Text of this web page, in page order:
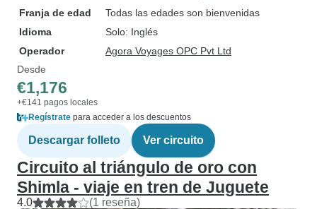
Franja de edad
Todas las edades son bienvenidas
Idioma
Solo: Inglés
Operador
Agora Voyages OPC Pvt Ltd
Desde
€1,176
+€141 pagos locales
Regístrate para acceder a los descuentos
Descargar folleto Ver circuito
Circuito al triángulo de oro con
Shimla - viaje en tren de Juguete
4.0 (1 reseña)